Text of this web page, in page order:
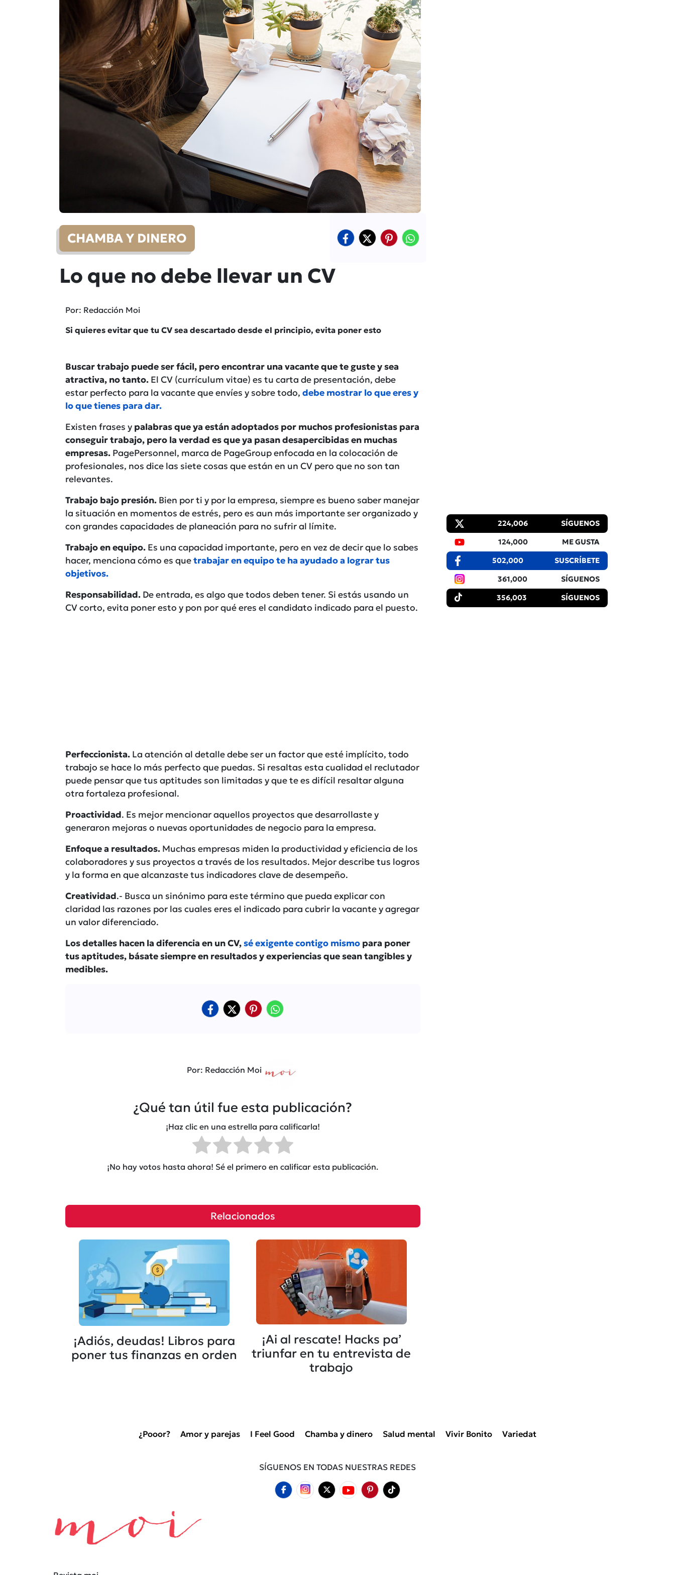
CHAMBA Y DINERO
Lo que no debe llevar un CV
Por: Redacción Moi
Si quieres evitar que tu CV sea descartado desde el principio, evita poner esto
Buscar trabajo puede ser fácil, pero encontrar una vacante que te guste y sea
atractiva, no tanto. El CV (currículum vitae) es tu carta de presentación, debe
estar perfecto para la vacante que envíes y sobre todo, debe mostrar lo que eres y
lo que tienes para dar.
Existen frases y palabras que ya están adoptados por muchos profesionistas para
conseguir trabajo, pero la verdad es que ya pasan desapercibidas en muchas
empresas. PagePersonnel, marca de PageGroup enfocada en la colocación de
profesionales, nos dice las siete cosas que están en un CV pero que no son tan
relevantes.
Trabajo bajo presión. Bien por ti y por la empresa, siempre es bueno saber manejar
la situación en momentos de estrés, pero es aun más importante ser organizado y
con grandes capacidades de planeación para no sufrir al límite.
Trabajo en equipo. Es una capacidad importante, pero en vez de decir que lo sabes
hacer, menciona cómo es quetrabajar en equipo te ha ayudado a lograr tus
objetivos.
Responsabilidad. De entrada, es algo que todos deben tener. Si estás usando un
CV corto, evita poner esto y pon por qué eres el candidato indicado para el puesto.
Perfeccionista. La atención al detalle debe ser un factor que esté implícito, todo
trabajo se hace lo más perfecto que puedas. Si resaltas esta cualidad el reclutador
puede pensar que tus aptitudes son limitadas y que te es difícil resaltar alguna
otra fortaleza profesional.
Proactividad. Es mejor mencionar aquellos proyectos que desarrollaste y
generaron mejoras o nuevas oportunidades de negocio para la empresa.
Enfoque a resultados. Muchas empresas miden la productividad y eficiencia de los
colaboradores y sus proyectos a través de los resultados. Mejor describe tus logros
y la forma en que alcanzaste tus indicadores clave de desempeño.
Creatividad.- Busca un sinónimo para este término que pueda explicar con
claridad las razones por las cuales eres el indicado para cubrir la vacante y agregar
un valor diferenciado.
Los detalles hacen la diferencia en un CV,sé exigente contigo mismo para poner
tus aptitudes, básate siempre en resultados y experiencias que sean tangibles y
medibles.
Por: Redacción Moi
¿Qué tan útil fue esta publicación?
¡Haz clic en una estrella para calificarla!
¡No hay votos hasta ahora! Sé el primero en calificar esta publicación.
Relacionados
¡Adiós, deudas! Libros para
poner tus finanzas en orden
¡Ai al rescate! Hacks pa’
triunfar en tu entrevista de
trabajo
224,006 SÍGUENOS
124,000 ME GUSTA
502,000 SUSCRÍBETE
361,000 SÍGUENOS
356,003 SÍGUENOS
¿Pooor? Amor y parejas I Feel Good Chamba y dinero Salud mental Vivir Bonito Variedat
SÍGUENOS EN TODAS NUESTRAS REDES